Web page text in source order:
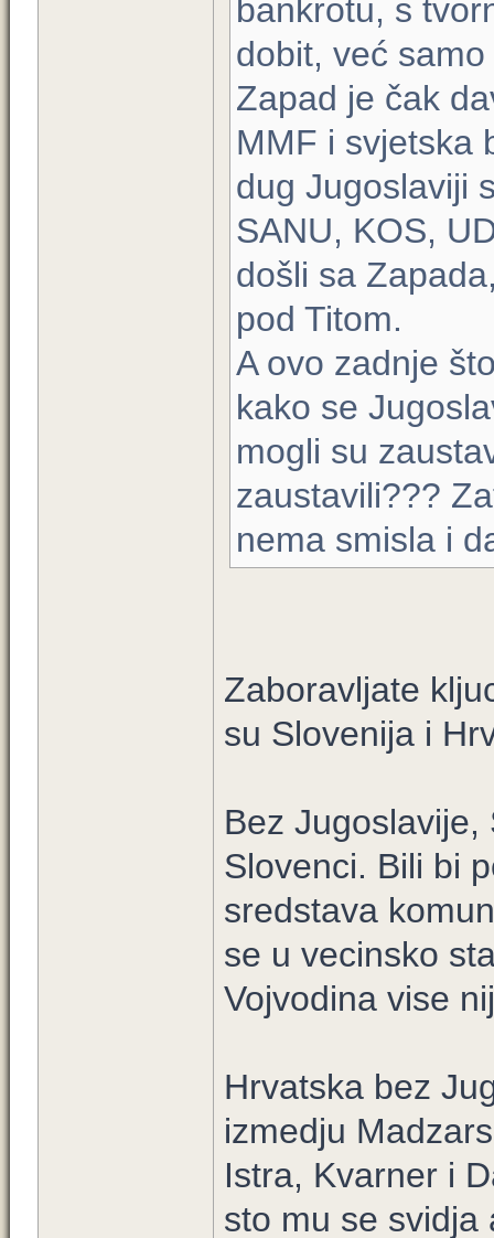
bankrotu, s
dobit, već
Zapad je čak
MMF i svjetska
dug Jugoslaviji
SANU, KOS,
došli sa
pod Titom.
A ovo zadnje
kako se
mogli su
zaustavili???
nema smisla i
Zaboravljate
su Slovenija i
Bez
Slovenci. Bili bi
sredstava
se u vecinsko
Vojvodina vise
Hrvatska bez
izmedju
Istra, Kvarner i
sto mu se svidja